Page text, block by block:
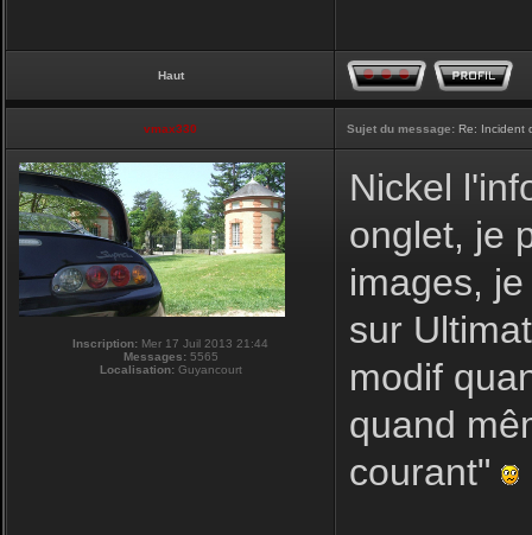
Haut
vmax330 Sujet du message: Re: Incident
Inscription: Mer 17 Juil 2013 21:44
Messages:5565
Localisation:Guyancourt
Nickel
onglet, je
images,
sur
modif
quand
courant"